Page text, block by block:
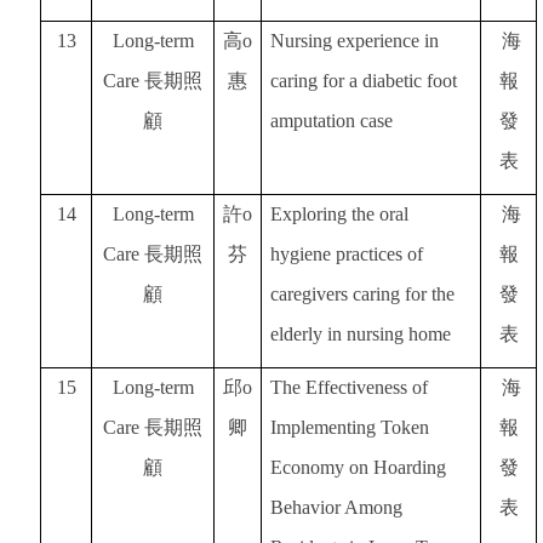
13
Long-term
Care 長期照
顧
高o
惠
Nursing experience in
caring for a diabetic foot
amputation case
海
報
發
表
14
Long-term
Care 長期照
顧
許o
芬
Exploring the oral
hygiene practices of
caregivers caring for the
elderly in nursing home
海
報
發
表
15
Long-term
Care 長期照
顧
邱o
卿
The Effectiveness of
Implementing Token
Economy on Hoarding
Behavior Among
海
報
發
表